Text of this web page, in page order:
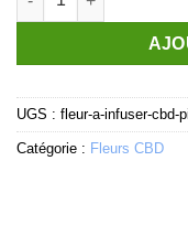
UGS : fleur-a-infuser-cbd-
Catégorie : Fleurs CBD